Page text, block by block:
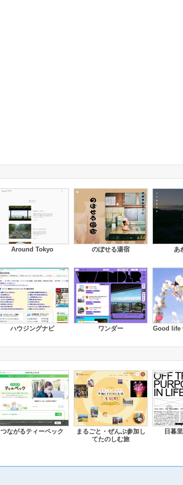
Around Tokyo のぼせる湯宿 あ
ハウジングナビ ワンダー Good life
つながるティーペック
まるごと・ぜんぶ参加し
てたのしむ旅
日暮